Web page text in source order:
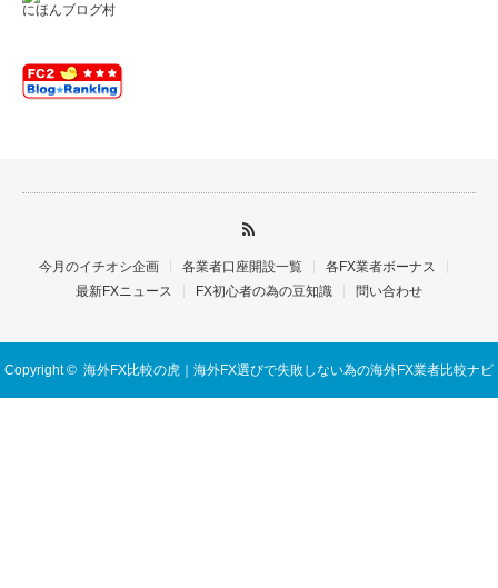
にほんブログ村
今月のイチオシ企画 各業者口座開設一覧
各FX業者ボーナス
最新FXニュース
FX初心者の為の豆知識 問い合わせ
Copyright © 海外FX比較の虎｜海外FX選びで失敗しない為の海外FX業者比較ナビ